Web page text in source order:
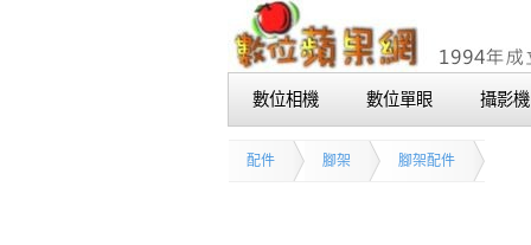
數位相機 數位單眼 攝影機
配件 腳架 腳架配件